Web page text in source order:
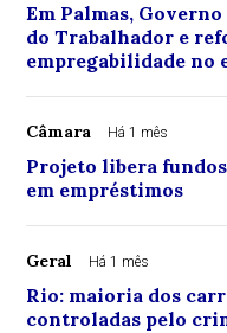
Em Palmas,
do Trabalhador e
empregabilidade no
Câmara Há 1 mês
Projeto libera
em empréstimos
Geral Há 1 mês
Rio: maioria dos
controladas pelo